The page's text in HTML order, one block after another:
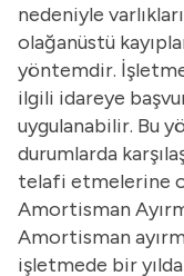
nedeniyle
olağanüstü
yöntemdir.
ilgili idareye
uygulanabilir. Bu
durumlarda
telafi etmelerine
Amortisman
Amortisman
işletmede bir